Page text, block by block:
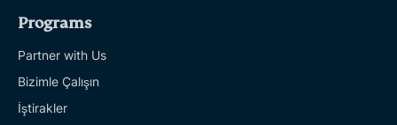
Programs
Partner with Us
Bizimle Çalışın
İştirakler